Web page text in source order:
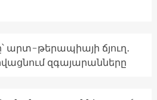
արտ-թերապիայի ճյուղ․
զգայարանները